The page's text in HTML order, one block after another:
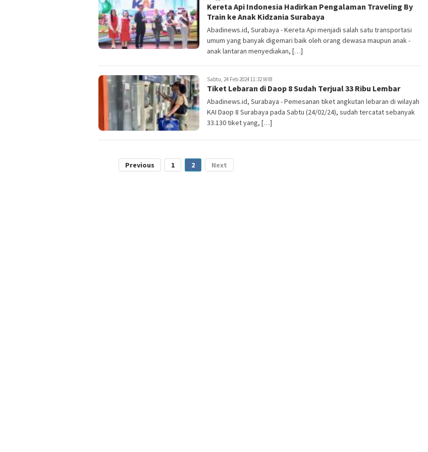
Kereta Api Indonesia Hadirkan Pengalaman Traveling By
Train ke Anak Kidzania Surabaya
Abadinews.id, Surabaya - Kereta Api menjadi salah satu transportasi
umum yang banyak digemari baik oleh orang dewasa maupun anak -
anak lantaran menyediakan, […]
Sabtu, 24 Feb 2024 11:32 WIB
Tiket Lebaran di Daop 8 Sudah Terjual 33 Ribu Lembar
Abadinews.id, Surabaya - Pemesanan tiket angkutan lebaran di wilayah
KAI Daop 8 Surabaya pada Sabtu (24/02/24), sudah tercatat sebanyak
33.130 tiket yang, […]
Previous 1 2 Next